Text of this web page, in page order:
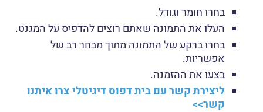
בחרו חומר וגודל.
העלו את התמונה שאתם רוצים להדפיס על המגנט.
בחרו ברקע של התמונה מתוך מבחר רב של
אפשריות.
בצעו את ההזמנה.
ליצירת קשר עם בית דפוס דיגיטלי צרו איתנו
קשר>>